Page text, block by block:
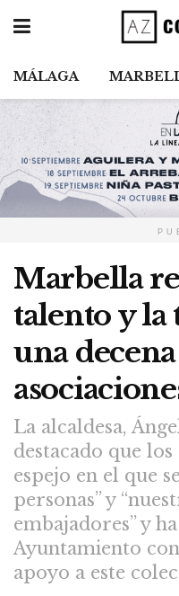
MÁLAGA
Marbella
talento y la
una
La alcaldesa,
destacado que
espejo en el que
personas” y
embajadores” y
Ayuntamiento
apoyo a este